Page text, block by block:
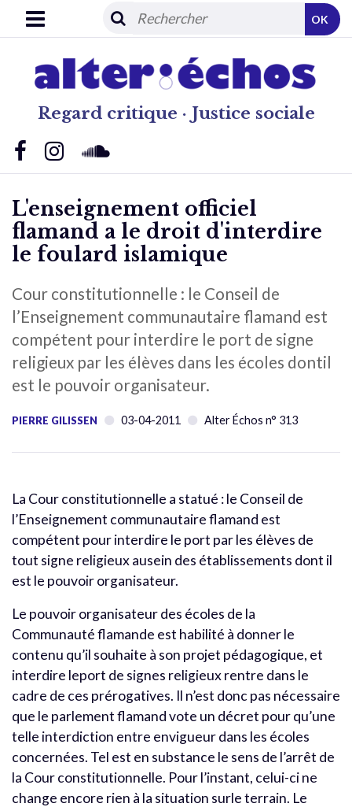
Regard critique · Justice sociale
OK
L'enseignement officiel
flamand a le droit d'interdire
le foulard islamique
Cour constitutionnelle : le Conseil de
l’Enseignement communautaire flamand est
compétent pour interdire le port de signe
religieux par les élèves dans les écoles dontil
est le pouvoir organisateur.
PIERRE GILISSEN 03-04-2011 Alter Échos n° 313
La Cour constitutionnelle a statué : le Conseil de
l’Enseignement communautaire flamand est
compétent pour interdire le port par les élèves de
tout signe religieux ausein des établissements dont il
est le pouvoir organisateur.
Le pouvoir organisateur des écoles de la
Communauté flamande est habilité à donner le
contenu qu’il souhaite à son projet pédagogique, et
interdire leport de signes religieux rentre dans le
cadre de ces prérogatives. Il n’est donc pas nécessaire
que le parlement flamand vote un décret pour qu’une
telle interdiction entre envigueur dans les écoles
concernées. Tel est en substance le sens de l’arrêt de
la Cour constitutionnelle. Pour l’instant, celui-ci ne
change encore rien à la situation surle terrain. Le